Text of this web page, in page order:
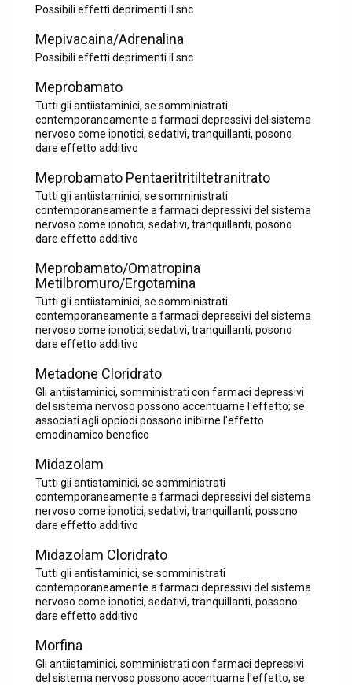
Possibili effetti deprimenti il snc
Mepivacaina/Adrenalina
Possibili effetti deprimenti il snc
Meprobamato
Tutti gli antiistaminici, se somministrati
contemporaneamente a farmaci depressivi del sistema
nervoso come ipnotici, sedativi, tranquillanti, posono
dare effetto additivo
Meprobamato Pentaeritritiltetranitrato
Tutti gli antiistaminici, se somministrati
contemporaneamente a farmaci depressivi del sistema
nervoso come ipnotici, sedativi, tranquillanti, posono
dare effetto additivo
Meprobamato/Omatropina
Metilbromuro/Ergotamina
Tutti gli antiistaminici, se somministrati
contemporaneamente a farmaci depressivi del sistema
nervoso come ipnotici, sedativi, tranquillanti, posono
dare effetto additivo
Metadone Cloridrato
Gli antiistaminici, somministrati con farmaci depressivi
del sistema nervoso possono accentuarne l'effetto; se
associati agli oppiodi possono inibirne l'effetto
emodinamico benefico
Midazolam
Tutti gli antistaminici, se somministrati
contemporaneamente a farmaci depressivi del sistema
nervoso come ipnotici, sedativi, tranquillanti, possono
dare effetto additivo
Midazolam Cloridrato
Tutti gli antistaminici, se somministrati
contemporaneamente a farmaci depressivi del sistema
nervoso come ipnotici, sedativi, tranquillanti, possono
dare effetto additivo
Morfina
Gli antiistaminici, somministrati con farmaci depressivi
del sistema nervoso possono accentuarne l'effetto; se